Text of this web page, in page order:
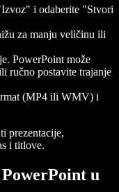
i odaberite "Stvori
za manju veličinu ili
PowerPoint može
ručno postavite trajanje
(MP4 ili WMV) i
prezentacije,
i titlove.
u